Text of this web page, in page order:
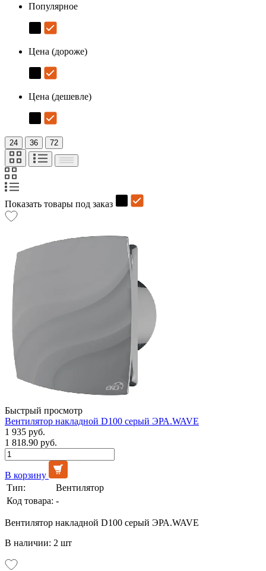
Популярное
Цена (дороже)
Цена (дешевле)
24 36 72
Показать товары под заказ
Быстрый просмотр
Вентилятор накладной D100 серый ЭРА.WAVE
1 935 руб.
1 818.90 руб.
В корзину
Тип:
Вентилятор
Код товара: -
Вентилятор накладной D100 серый ЭРА.WAVE
В наличии: 2 шт